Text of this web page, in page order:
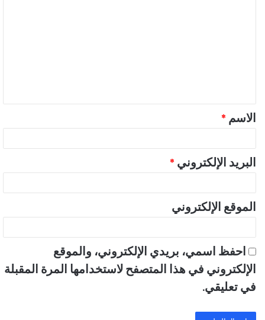
ق
*
الاسم *
البريد الإلكتروني *
الموقع الإلكتروني
احفظ اسمي، بريدي الإلكتروني، والموقع
الإلكتروني في هذا المتصفح لاستخدامها المرة المقبلة
في تعليقي.